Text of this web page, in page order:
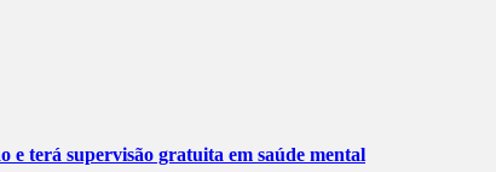
e terá supervisão gratuita em saúde mental